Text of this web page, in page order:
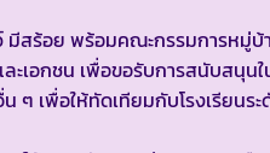
มีสร้อย พร้อมคณะกรรมการหมู่บ้
ะเอกชน เพื่อขอรับการสนับสนุน
ๆ เพื่อให้ทัดเทียมกับโรงเรียนระ